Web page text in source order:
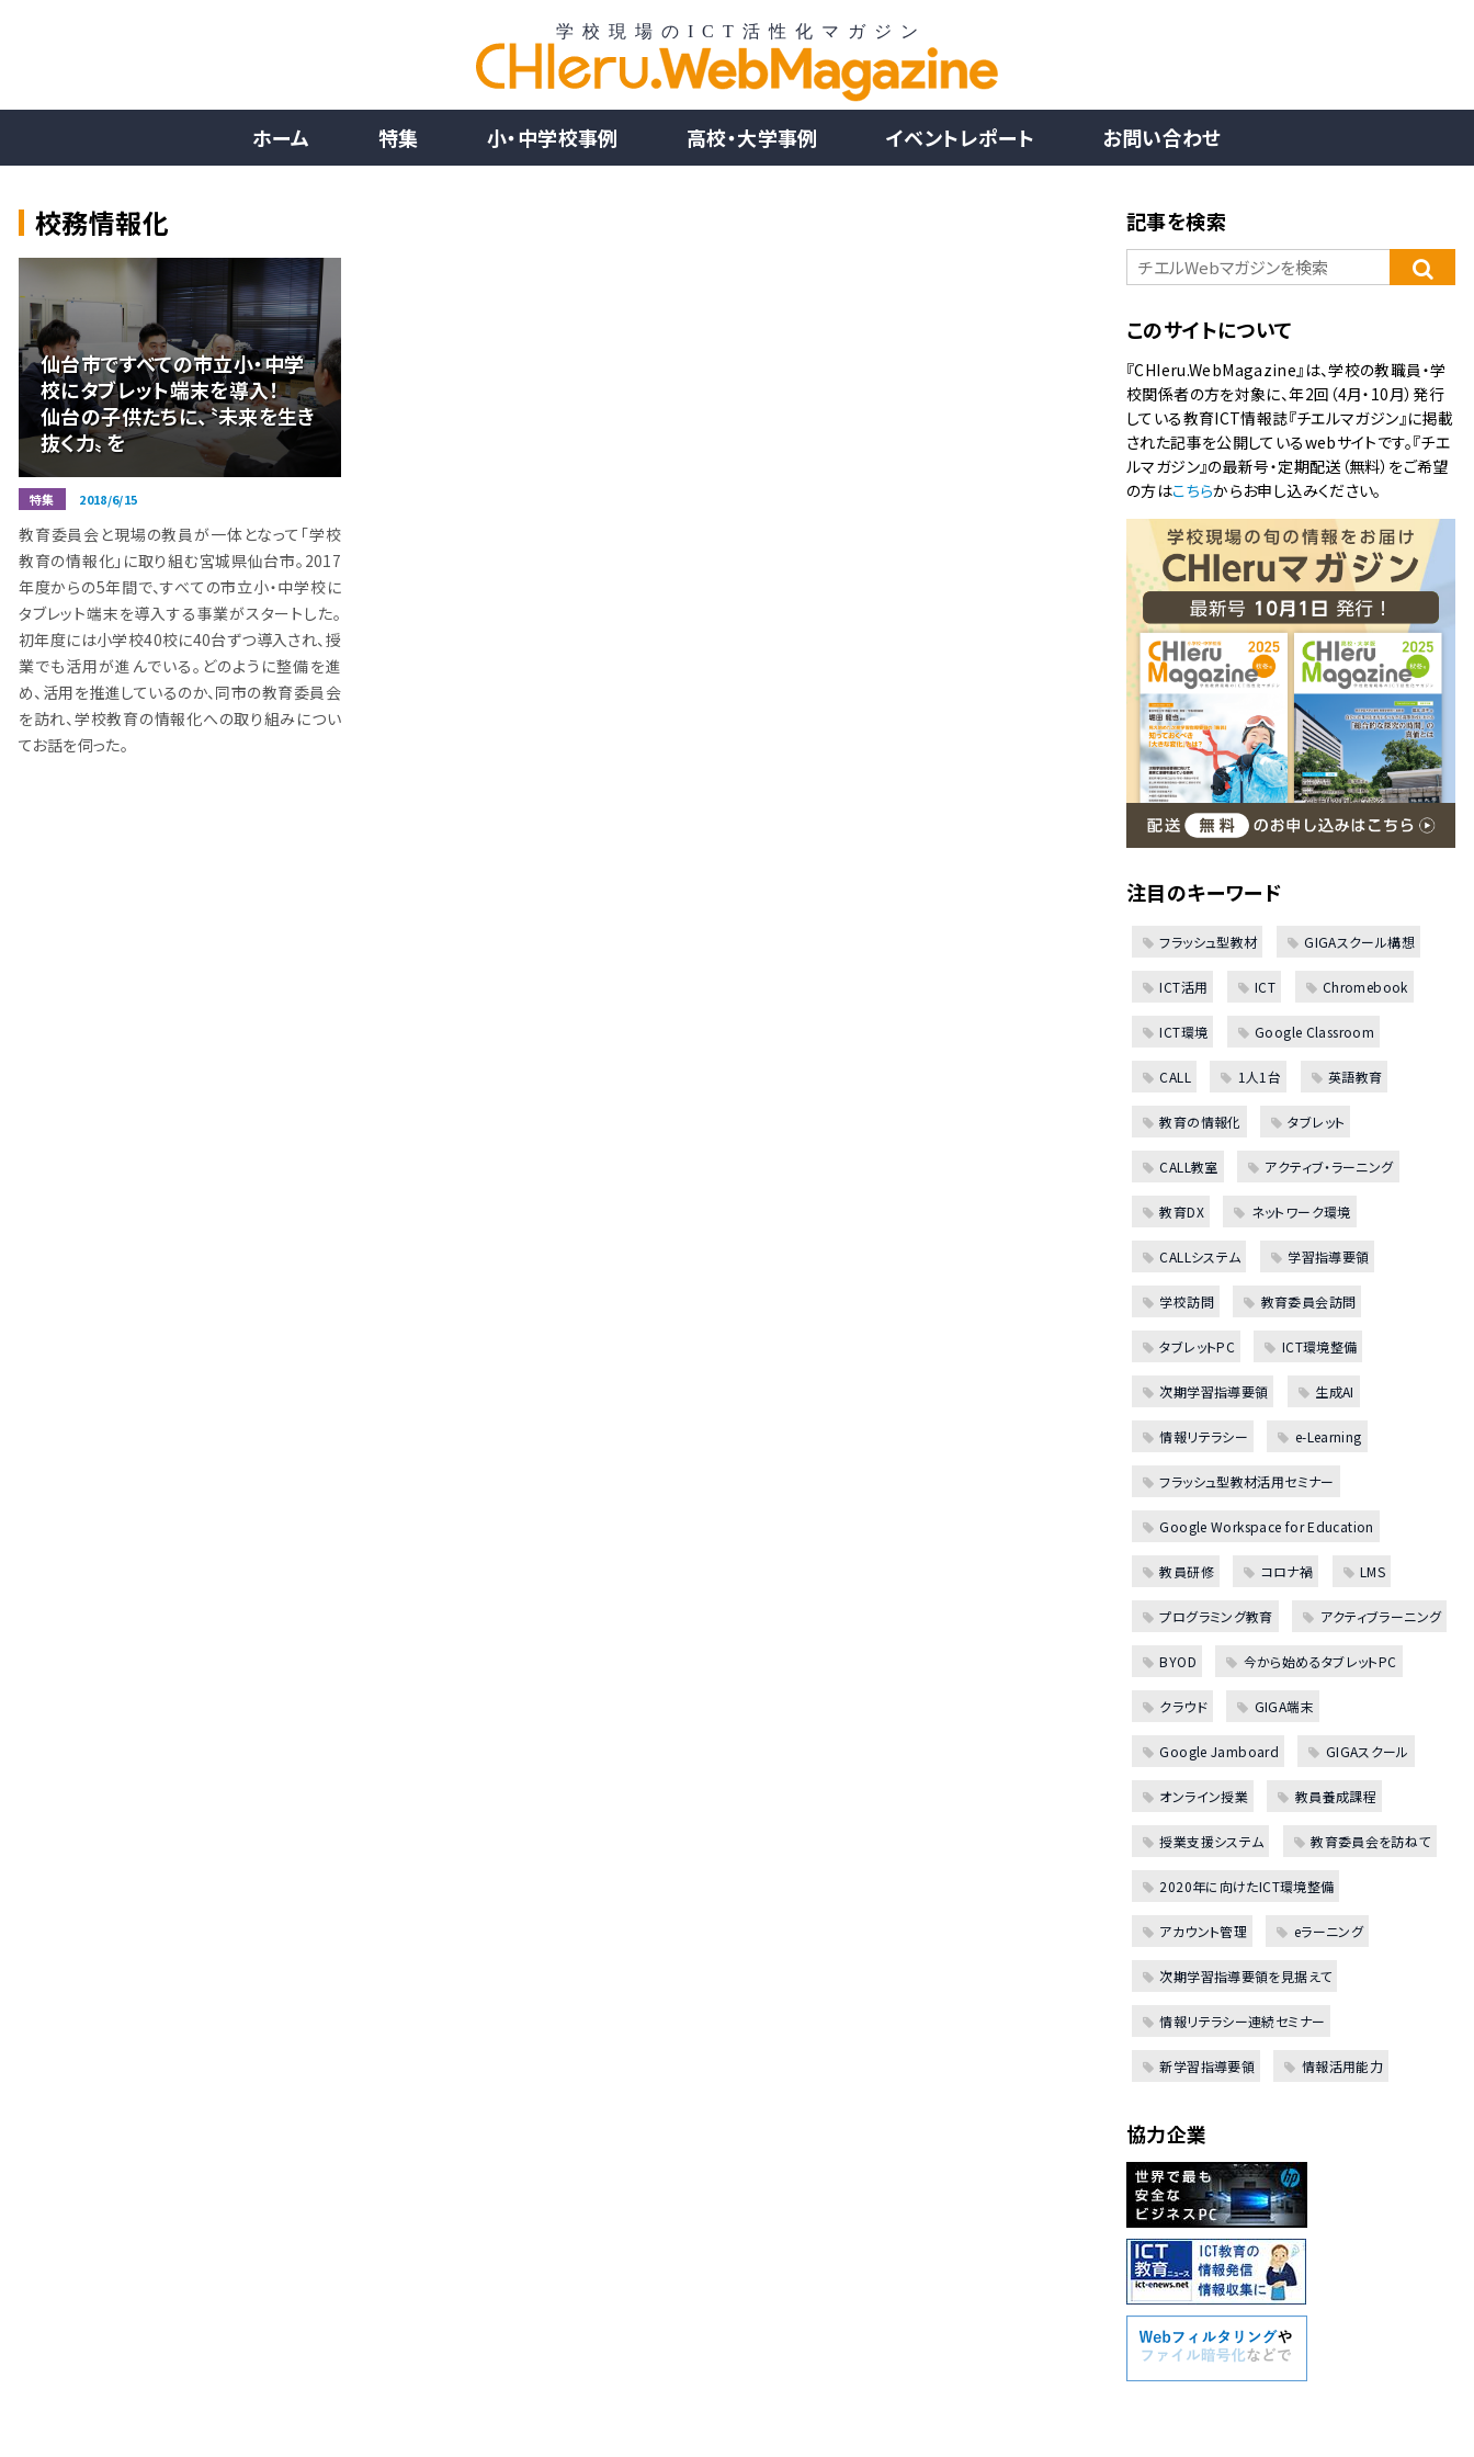
ホーム 特集 小・中学校事例 高校・大学事例 イベントレポート お問い合わせ
校務情報化
仙台市ですべての市立小・中学
校にタブレット端末を導入！
仙台の子供たちに、〝未来を生き
抜く力〟を
特集 2018/6/15
教育委員会と現場の教員が一体となって「学校
教育の情報化」に取り組む宮城県仙台市。2017
年度からの5年間で、すべての市立小・中学校に
タブレット端末を導入する事業がスタートした。
初年度には小学校40校に40台ずつ導入され、授
業でも活用が進んでいる。どのように整備を進
め、活用を推進しているのか、同市の教育委員会
を訪れ、学校教育の情報化への取り組みについ
てお話を伺った。
記事を検索
このサイトについて
『CHIeru.WebMagazine』は、学校の教職員・学
校関係者の方を対象に、年2回（4月・10月）発行
している教育ICT情報誌『チエルマガジン』に掲載
された記事を公開しているwebサイトです。『チエ
ルマガジン』の最新号・定期配送（無料）をご希望
の方はこちらからお申し込みください。
注目のキーワード
フラッシュ型教材 GIGAスクール構想
ICT活用 ICT Chromebook
ICT環境 Google Classroom
CALL 1人1台 英語教育
教育の情報化 タブレット
CALL教室 アクティブ・ラーニング
教育DX ネットワーク環境
CALLシステム 学習指導要領
学校訪問 教育委員会訪問
タブレットPC ICT環境整備
次期学習指導要領 生成AI
情報リテラシー e-Learning
フラッシュ型教材活用セミナー
Google Workspace for Education
教員研修 コロナ禍 LMS
プログラミング教育 アクティブラーニング
BYOD 今から始めるタブレットPC
クラウド GIGA端末
Google Jamboard GIGAスクール
オンライン授業 教員養成課程
授業支援システム 教育委員会を訪ねて
2020年に向けたICT環境整備
アカウント管理 eラーニング
次期学習指導要領を見据えて
情報リテラシー連続セミナー
新学習指導要領 情報活用能力
協力企業